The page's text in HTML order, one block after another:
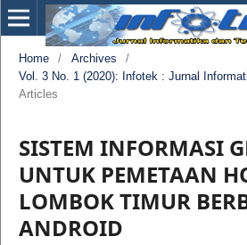
Home / Archives
/
Vol. 3 No. 1 (2020): Infotek : Jurnal
Articles
SISTEM INFORMASI
UNTUK PEMETAAN
LOMBOK TIMUR
ANDROID